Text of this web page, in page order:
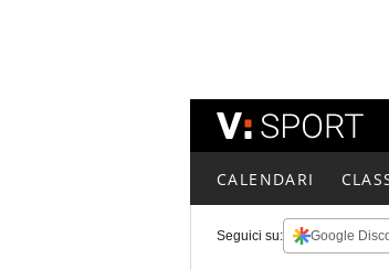
CALENDARI
Seguici su: Google